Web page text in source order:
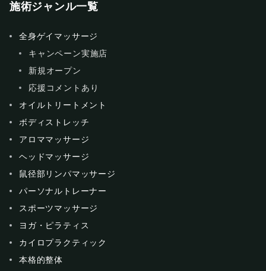
施術ジャンル一覧
全身ゲイマッサージ
キャンペーン実施店
新規オープン
応援コメントあり
オイルトリートメント
ボディストレッチ
アロママッサージ
ヘッドマッサージ
鼠径部リンパマッサージ
パーソナルトレーナー
スポーツマッサージ
ヨガ・ピラティス
カイロプラクティック
本格的整体